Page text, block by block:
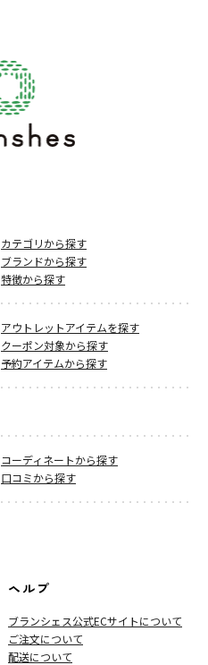
カテゴリから探す
ブランドから探す
特徴から探す
アウトレットアイテムを探す
クーポン対象から探す
予約アイテムから探す
コーディネートから探す
口コミから探す
ヘルプ
ブランシェス公式ECサイトについて
ご注文について
配送について